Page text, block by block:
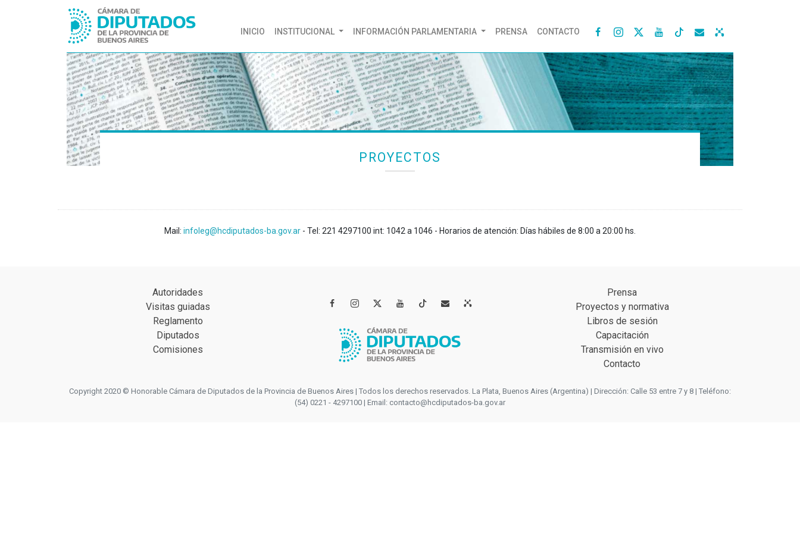
INICIO (CURRENT)
INSTITUCIONAL INFORMACIÓN PARLAMENTARIA PRENSA CONTACTO    
PROYECTOS
Mail: infoleg@hcdiputados-ba.gov.ar - Tel: 221 4297100 int: 1042 a 1046 - Horarios de atención: Días hábiles de 8:00 a 20:00 hs.
Autoridades
Visitas guiadas
Reglamento
Diputados
Comisiones
   
Prensa
Proyectos y normativa
Libros de sesión
Capacitación
Transmisión en vivo
Contacto
Copyright 2020 © Honorable Cámara de Diputados de la Provincia de Buenos Aires | Todos los derechos reservados. La Plata, Buenos Aires (Argentina) | Dirección: Calle 53 entre 7 y 8 | Teléfono:
(54) 0221 - 4297100 | Email: contacto@hcdiputados-ba.gov.ar